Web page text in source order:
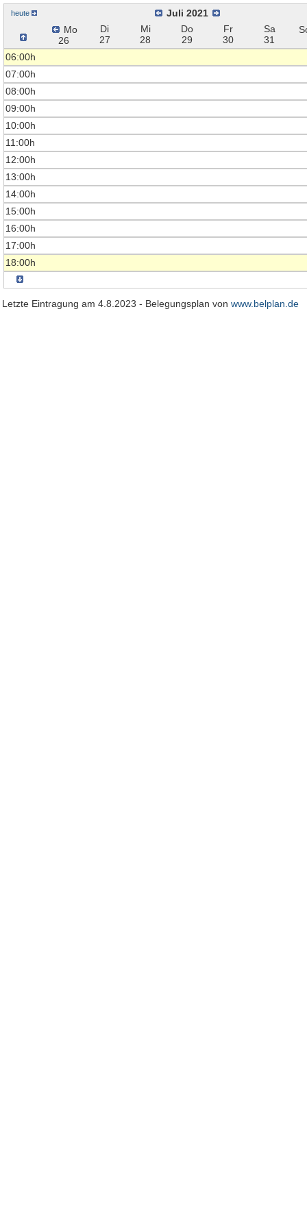
heute
Juli 2021
Mo
26
Di
27
Mi
28
Do
29
Fr
30
Sa
31
06:00h
07:00h
08:00h
09:00h
10:00h
11:00h
12:00h
13:00h
14:00h
15:00h
16:00h
17:00h
18:00h
Letzte Eintragung am 4.8.2023 - Belegungsplan von www.belplan.de